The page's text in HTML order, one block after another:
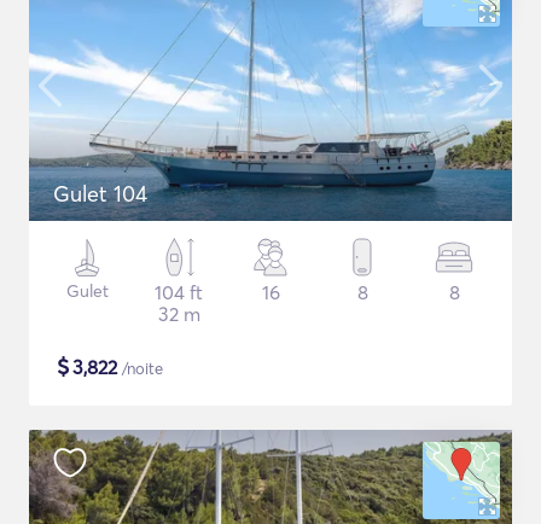
Gulet 104
Gulet
104 ft
32 m
16 8 8
$3,822/noite